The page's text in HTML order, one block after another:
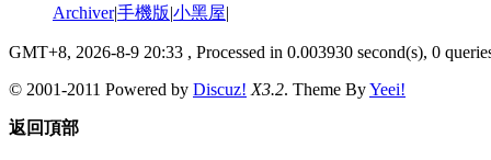
Archiver|手機版|小黑屋|
GMT+8, 2026-8-9 20:33 , Processed in 0.003930 second(s), 0
© 2001-2011 Powered by Discuz! X3.2. Theme ByYeei!
返回頂部